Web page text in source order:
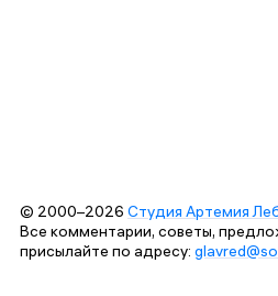
© 2000–2026 Студия Артемия
Все комментарии, советы,
присылайте по адресу: